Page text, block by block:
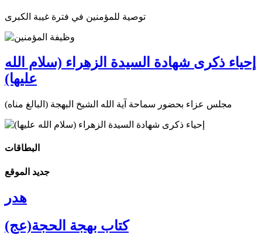
توصية للمؤمنين في فترة غيبة الكبرى
إحياء ذكرى شهادة السيدة الزهراء (سلام الله
عليها)
مجلس عزاء بحضور سماحة آية الله الشيخ البهجة (البالغ مناه)
البطاقات
جديد الموقع
هدر
كتاب بهجة الحجة(عج)